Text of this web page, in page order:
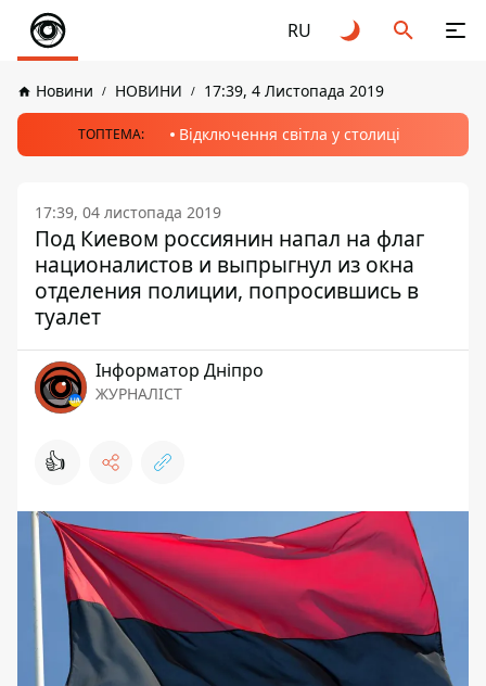
RU
Новини НОВИНИ 17:39, 4 Листопада 2019
ТОПТЕМА: Відключення світла у столиці
17:39, 04 листопада 2019
Под Киевом россиянин напал на флаг
националистов и выпрыгнул из окна
отделения полиции, попросившись в
туалет
Інформатор Дніпро
ЖУРНАЛІСТ
👍